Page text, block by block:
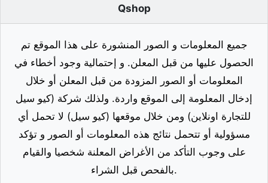
Qshop
جميع المعلومات و الصور المنشورة على هذا الموقع تم
الحصول عليها من قبل المعلن. و إحتمالية وجود أخطاء في
المعلومات أو الصور المزودة من قبل المعلن أو خلال
إدخال المعلومة إلى الموقع واردة. ولذلك شركة (كيو سيل
للتجارة اونلاين) ومن خلال موقعها (كيو سيل) لا تحمل أي
مسؤولية أو تتحمل نتائج هذه المعلومات أو الصور و تؤكد
على وجوب التأكد من الأغراض المعلنة شخصيا والقيام
بالفحص قبل الشراء.